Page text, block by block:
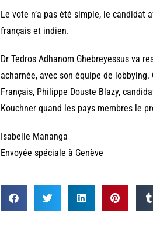
Le vote n’a pas été simple, le
français et indien.
Dr Tedros Adhanom Ghebreyessus va
acharnée, avec son équipe de
Français, Philippe Douste Blazy,
Kouchner quand les pays membres le
Isabelle Mananga
Envoyée spéciale à Genève